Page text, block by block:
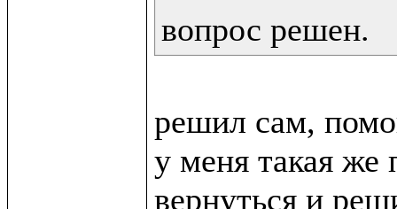
вопрос решен.
решил сам,
у меня такая же